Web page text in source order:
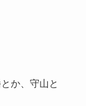
か、守山と